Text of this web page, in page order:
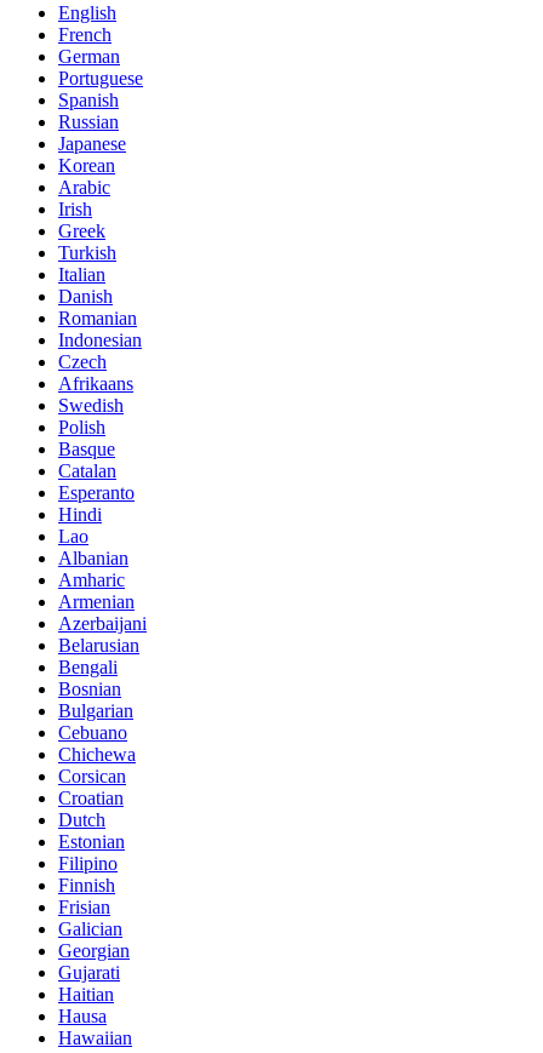
English
French
German
Portuguese
Spanish
Russian
Japanese
Korean
Arabic
Irish
Greek
Turkish
Italian
Danish
Romanian
Indonesian
Czech
Afrikaans
Swedish
Polish
Basque
Catalan
Esperanto
Hindi
Lao
Albanian
Amharic
Armenian
Azerbaijani
Belarusian
Bengali
Bosnian
Bulgarian
Cebuano
Chichewa
Corsican
Croatian
Dutch
Estonian
Filipino
Finnish
Frisian
Galician
Georgian
Gujarati
Haitian
Hausa
Hawaiian